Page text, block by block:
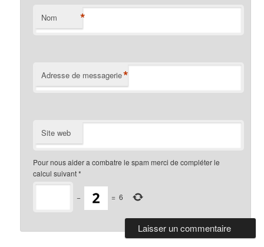
Nom *
Adresse de messagerie*
Site web
Pour nous aider a combatre le spam merci de compléter le
calcul suivant*
− = 6